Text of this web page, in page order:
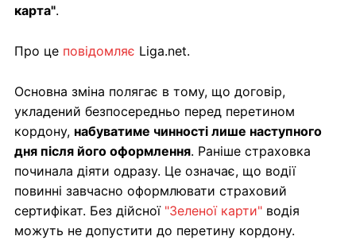
карта".
Про це повідомляє Liga.net.
Основна зміна полягає в тому, що договір,
укладений безпосередньо перед перетином
кордону, набуватиме чинності лише наступного
дня після його оформлення. Раніше страховка
починала діяти одразу. Це означає, що водії
повинні завчасно оформлювати страховий
сертифікат. Без дійсної "Зеленої карти" водія
можуть не допустити до перетину кордону.